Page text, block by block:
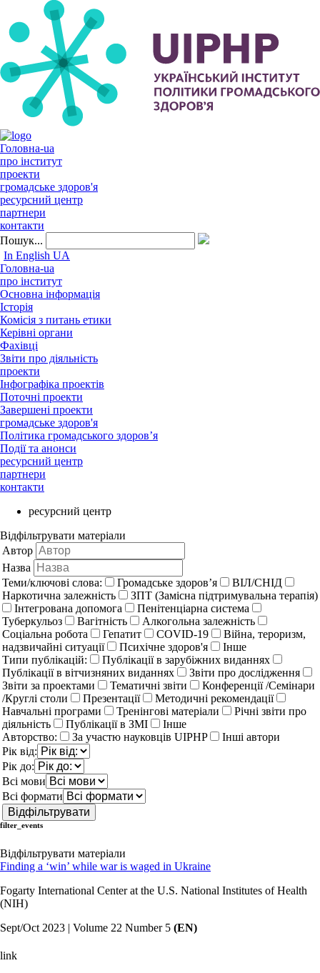
Головна-ua
про інститут
проекти
громадське здоров'я
ресурсний центр
партнери
контакти
Пошук...
In English UA
Головна-ua
про інститут
Основна інформація
Історія
Комісія з питань етики
Керівні органи
Фахівці
Звіти про діяльність
проекти
Інфографіка проектів
Поточні проекти
Завершені проекти
громадське здоров'я
Політика громадського здоров’я
Події та анонси
ресурсний центр
партнери
контакти
ресурсний центр
Відфільтрувати матеріали
Автор
Назва
Теми/ключові слова:
Громадське здоров’я
ВІЛ/СНІД
Наркотична залежність
ЗПТ (Замісна підтримувальна терапія)
Інтегрована допомога
Пенітенціарна система
Туберкульоз
Вагітність
Алкогольна залежність
Соціальна робота
Гепатит COVID-19
Війна, тероризм,
надзвичайні ситуації
Психічне здоров'я
Інше
Типи публікацій:
Публікації в зарубіжних виданнях
Публікації в вітчизняних виданнях
Звіти про дослідження
Звіти за проектами
Тематичні звіти
Конференції /Семінари
/Круглі столи
Презентації
Методичні рекомендації
Навчальні програми
Тренінгові матеріали
Річні звіти про
діяльність
Публікації в ЗМІ
Інше
Авторство:
За участю науковців UIPHP
Інші автори
Рік від:
Рік до:
Всі мови
Всі формати
filter_events
Відфільтрувати матеріали
Finding a ‘win’ while war is waged in Ukraine
Fogarty International Center at the U.S. National Institutes of Health
(NIH)
Sept/Oct 2023 | Volume 22 Number 5 (EN)
link